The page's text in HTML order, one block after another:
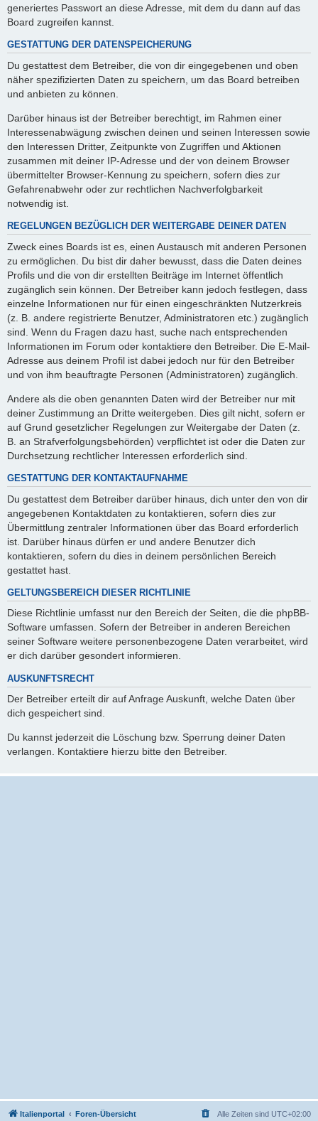
generiertes Passwort an diese Adresse, mit dem du dann auf das
Board zugreifen kannst.
GESTATTUNG DER DATENSPEICHERUNG
Du gestattest dem Betreiber, die von dir eingegebenen und oben
näher spezifizierten Daten zu speichern, um das Board betreiben
und anbieten zu können.
Darüber hinaus ist der Betreiber berechtigt, im Rahmen einer
Interessenabwägung zwischen deinen und seinen Interessen sowie
den Interessen Dritter, Zeitpunkte von Zugriffen und Aktionen
zusammen mit deiner IP-Adresse und der von deinem Browser
übermittelter Browser-Kennung zu speichern, sofern dies zur
Gefahrenabwehr oder zur rechtlichen Nachverfolgbarkeit
notwendig ist.
REGELUNGEN BEZÜGLICH DER WEITERGABE DEINER DATEN
Zweck eines Boards ist es, einen Austausch mit anderen Personen
zu ermöglichen. Du bist dir daher bewusst, dass die Daten deines
Profils und die von dir erstellten Beiträge im Internet öffentlich
zugänglich sein können. Der Betreiber kann jedoch festlegen, dass
einzelne Informationen nur für einen eingeschränkten Nutzerkreis
(z. B. andere registrierte Benutzer, Administratoren etc.) zugänglich
sind. Wenn du Fragen dazu hast, suche nach entsprechenden
Informationen im Forum oder kontaktiere den Betreiber. Die E-Mail-
Adresse aus deinem Profil ist dabei jedoch nur für den Betreiber
und von ihm beauftragte Personen (Administratoren) zugänglich.
Andere als die oben genannten Daten wird der Betreiber nur mit
deiner Zustimmung an Dritte weitergeben. Dies gilt nicht, sofern er
auf Grund gesetzlicher Regelungen zur Weitergabe der Daten (z.
B. an Strafverfolgungsbehörden) verpflichtet ist oder die Daten zur
Durchsetzung rechtlicher Interessen erforderlich sind.
GESTATTUNG DER KONTAKTAUFNAHME
Du gestattest dem Betreiber darüber hinaus, dich unter den von dir
angegebenen Kontaktdaten zu kontaktieren, sofern dies zur
Übermittlung zentraler Informationen über das Board erforderlich
ist. Darüber hinaus dürfen er und andere Benutzer dich
kontaktieren, sofern du dies in deinem persönlichen Bereich
gestattet hast.
GELTUNGSBEREICH DIESER RICHTLINIE
Diese Richtlinie umfasst nur den Bereich der Seiten, die die phpBB-
Software umfassen. Sofern der Betreiber in anderen Bereichen
seiner Software weitere personenbezogene Daten verarbeitet, wird
er dich darüber gesondert informieren.
AUSKUNFTSRECHT
Der Betreiber erteilt dir auf Anfrage Auskunft, welche Daten über
dich gespeichert sind.
Du kannst jederzeit die Löschung bzw. Sperrung deiner Daten
verlangen. Kontaktiere hierzu bitte den Betreiber.
Italienportal Foren-Übersicht Alle Zeiten sind UTC+02:00